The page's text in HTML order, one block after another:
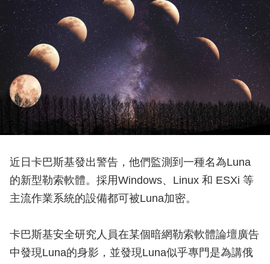
近日卡巴斯基發出警告，他們監測到一種名為Luna
的新型勒索軟體。採用Windows、Linux 和 ESXi 等
主流作業系統的設備都可被Luna加密。
卡巴斯基安全研究人員在某個暗網勒索軟體論壇廣告
中發現Luna的身影，並發現Luna似乎專門是為講俄